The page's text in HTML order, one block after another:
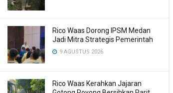
Rico Waas Dorong IPSM Medan
Jadi Mitra Strategis Pemerintah
9 AGUSTUS 2026
Rico Waas Kerahkan Jajaran